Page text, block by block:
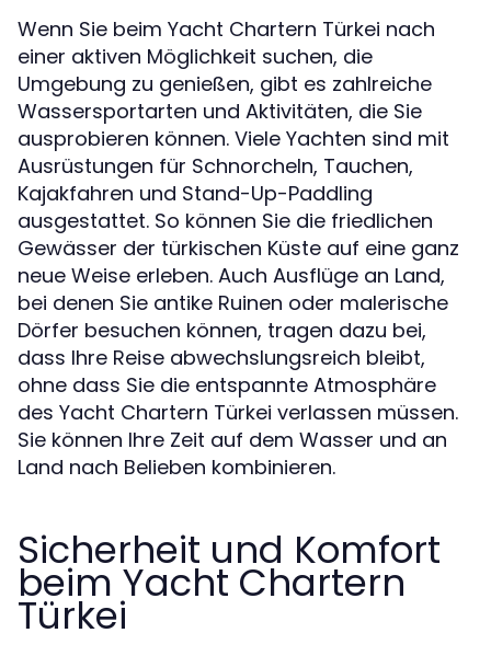
Wenn Sie beim Yacht Chartern Türkei nach
einer aktiven Möglichkeit suchen, die
Umgebung zu genießen, gibt es zahlreiche
Wassersportarten und Aktivitäten, die Sie
ausprobieren können. Viele Yachten sind mit
Ausrüstungen für Schnorcheln, Tauchen,
Kajakfahren und Stand-Up-Paddling
ausgestattet. So können Sie die friedlichen
Gewässer der türkischen Küste auf eine ganz
neue Weise erleben. Auch Ausflüge an Land,
bei denen Sie antike Ruinen oder malerische
Dörfer besuchen können, tragen dazu bei,
dass Ihre Reise abwechslungsreich bleibt,
ohne dass Sie die entspannte Atmosphäre
des Yacht Chartern Türkei verlassen müssen.
Sie können Ihre Zeit auf dem Wasser und an
Land nach Belieben kombinieren.
Sicherheit und Komfort
beim Yacht Chartern
Türkei